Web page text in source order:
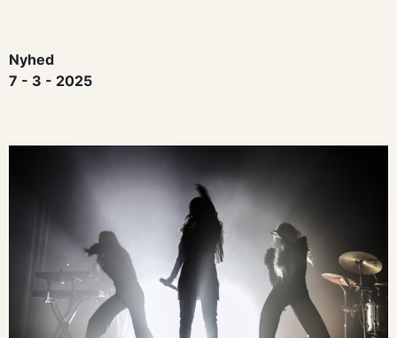
Nyhed
7 - 3 - 2025